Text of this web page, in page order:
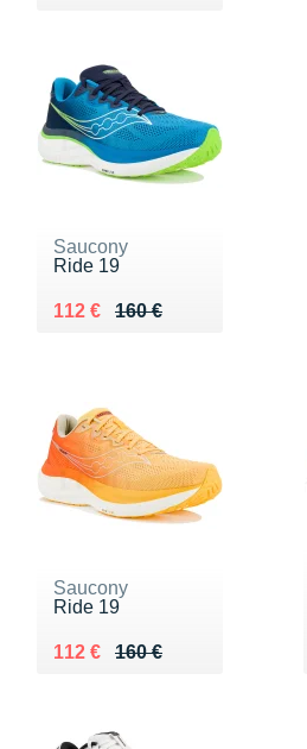
Saucony
Ride 19
160 €
Au lieu de 160 €
112 €
Vendu 112 €
Saucony
Ride 19
160 €
Au lieu de 160 €
112 €
Vendu 112 €